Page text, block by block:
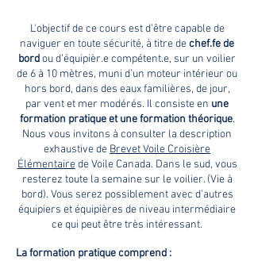
L'objectif de ce cours est d'être capable de
naviguer en toute sécurité, à titre dechef.fe de
bordou d’équipièr.e compétent.e, sur un voilier
de 6 à 10 mètres, muni d’un moteur intérieur ou
hors bord, dans des eaux familières, de jour,
par vent et mer modérés. Il consiste en une
formation pratique et une formation théorique.​
Nous vous invitons à consulter la description
exhaustive de Brevet Voile Croisière
Élémentairede Voile Canada. Dans le sud, vous
resterez toute la semaine sur le voilier. (Vie à
bord). Vous serez possiblement avec d'autres
équipiers et équipières de niveau intermédiaire
ce qui peut être très intéressant.
La formation pratique comprend :